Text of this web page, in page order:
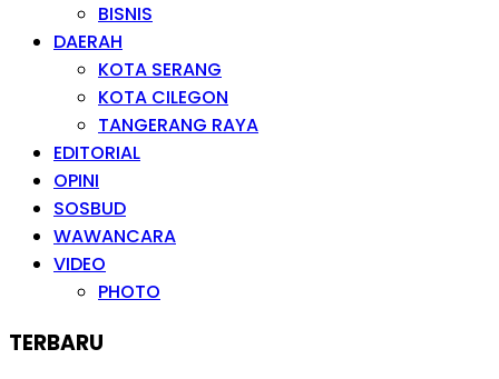
BISNIS
DAERAH
KOTA SERANG
KOTA CILEGON
TANGERANG RAYA
EDITORIAL
OPINI
SOSBUD
WAWANCARA
VIDEO
PHOTO
TERBARU